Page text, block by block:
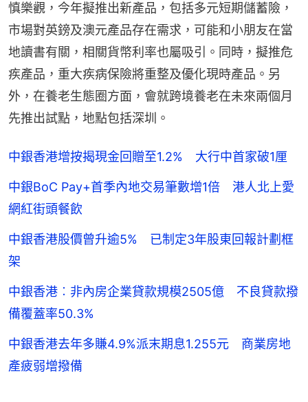
慎樂觀，今年擬推出新產品，包括多元短期儲蓄險，
市場對英鎊及澳元產品存在需求，可能和小朋友在當
地讀書有關，相關貨幣利率也屬吸引。同時，擬推危
疾產品，重大疾病保險將重整及優化現時產品。另
外，在養老生態圈方面，會就跨境養老在未來兩個月
先推出試點，地點包括深圳。
中銀香港增按揭現金回贈至1.2% 大行中首家破1厘
中銀BoC Pay+首季內地交易筆數增1倍 港人北上愛
網紅街頭餐飲
中銀香港股價曾升逾5% 已制定3年股東回報計劃框
架
中銀香港︰非內房企業貸款規模2505億 不良貸款撥
備覆蓋率50.3%
中銀香港去年多賺4.9%派末期息1.255元 商業房地
產疲弱增撥備